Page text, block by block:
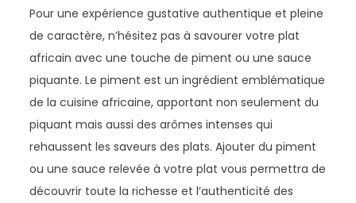
Pour une expérience gustative authentique et pleine
de caractère, n’hésitez pas à savourer votre plat
africain avec une touche de piment ou une sauce
piquante. Le piment est un ingrédient emblématique
de la cuisine africaine, apportant non seulement du
piquant mais aussi des arômes intenses qui
rehaussent les saveurs des plats. Ajouter du piment
ou une sauce relevée à votre plat vous permettra de
découvrir toute la richesse et l’authenticité des